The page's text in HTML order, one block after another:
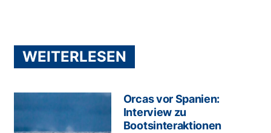
WEITERLESEN
Orcas vor Spanien:
Interview zu
Bootsinteraktionen